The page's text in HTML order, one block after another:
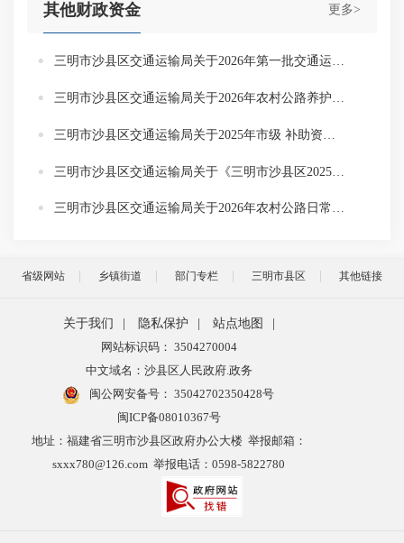
更多>
其他财政资金
三明市沙县区交通运输局关于2026年第一批交通运输领域专项资金分配方案的公示
三明市沙县区交通运输局关于2026年农村公路日常养护资金分配方案的公示
省级网站 乡镇街道 部门专栏 三明市县区 其他链接
关于我们 隐私保护 站点地图
网站标识码： 3504270004
中文域名：沙县区人民政府.政务
闽公网安备号： 35042702350428号
闽ICP备08010367号
地址：福建省三明市沙县区政府办公大楼 举报邮箱：
sxxx780@126.com 举报电话：0598-5822780